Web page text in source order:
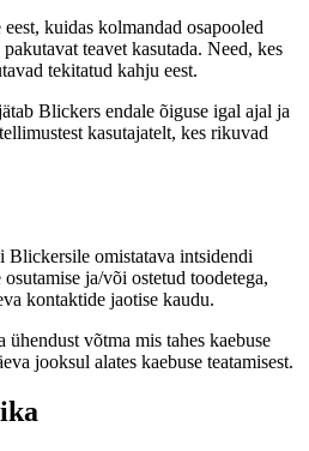
kuidas kolmandad osapooled
teavet kasutada. Need, kes
tekitatud kahju eest.
Blickers endale õiguse igal ajal ja
kasutajatelt, kes rikuvad
Blickersile omistatava intsidendi
ja/või ostetud toodetega,
kontaktide jaotise kaudu.
võtma mis tahes kaebuse
jooksul alates kaebuse teatamisest.